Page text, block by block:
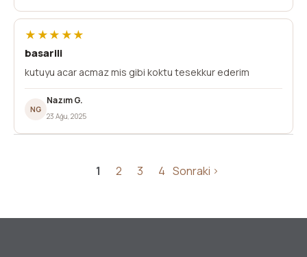
★★★★★
basarili
kutuyu acar acmaz mis gibi koktu tesekkur ederim
NG
Nazım G.
23 Ağu, 2025
1 2 3 4 Sonraki